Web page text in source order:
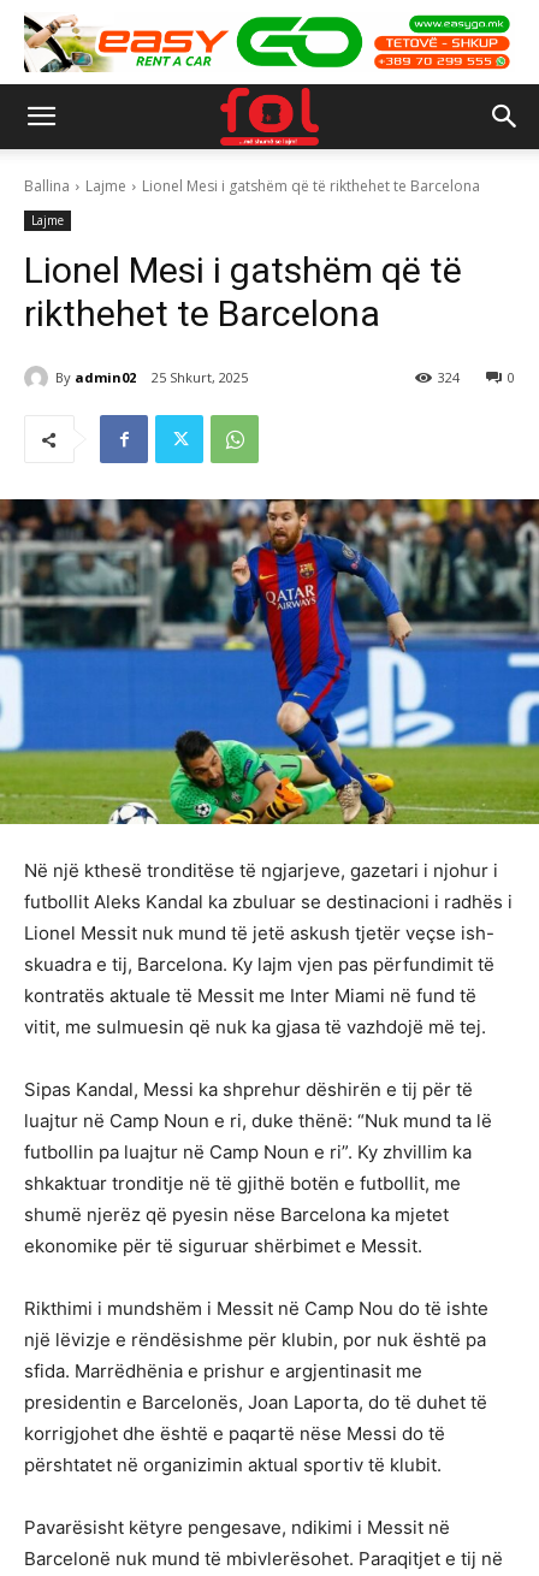
Ballina Lajme Lionel Mesi i gatshëm që të rikthehet te Barcelona
Lajme
Lionel Mesi i gatshëm që të
rikthehet te Barcelona
By admin02 25 Shkurt, 2025 0
324
Në një kthesë tronditëse të ngjarjeve, gazetari i njohur i
futbollit Aleks Kandal ka zbuluar se destinacioni i radhës i
Lionel Messit nuk mund të jetë askush tjetër veçse ish-
skuadra e tij, Barcelona. Ky lajm vjen pas përfundimit të
kontratës aktuale të Messit me Inter Miami në fund të
vitit, me sulmuesin që nuk ka gjasa të vazhdojë më tej.
Sipas Kandal, Messi ka shprehur dëshirën e tij për të
luajtur në Camp Noun e ri, duke thënë: “Nuk mund ta lë
futbollin pa luajtur në Camp Noun e ri”. Ky zhvillim ka
shkaktuar tronditje në të gjithë botën e futbollit, me
shumë njerëz që pyesin nëse Barcelona ka mjetet
ekonomike për të siguruar shërbimet e Messit.
Rikthimi i mundshëm i Messit në Camp Nou do të ishte
një lëvizje e rëndësishme për klubin, por nuk është pa
sfida. Marrëdhënia e prishur e argjentinasit me
presidentin e Barcelonës, Joan Laporta, do të duhet të
korrigjohet dhe është e paqartë nëse Messi do të
përshtatet në organizimin aktual sportiv të klubit.
Pavarësisht këtyre pengesave, ndikimi i Messit në
Barcelonë nuk mund të mbivlerësohet. Paraqitjet e tij në